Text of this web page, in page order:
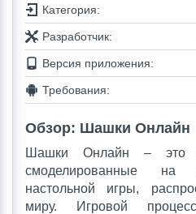
Категория:
Разработчик:
Версия приложения:
Требования:
Обзор: Шашки Oнлайн
Шашки Oнлайн – это
смоделированные на
настольной игры,
миру. Игровой